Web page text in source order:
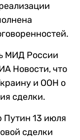
МИД России
Новости, что
и ООН о
сделки.
Путин 13 июля
сделки